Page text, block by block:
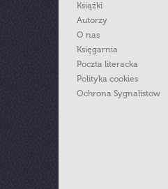
Książki
Autorzy
O nas
Księgarnia
Poczta literacka
Polityka cookies
Ochrona Sygnalistow